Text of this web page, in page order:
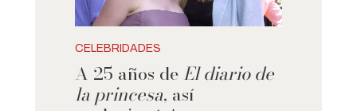
CELEBRIDADES
A 25 años de El diario de
la princesa, así